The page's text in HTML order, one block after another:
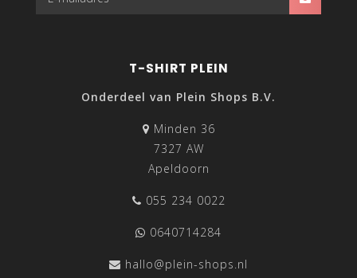
T-SHIRT PLEIN
Onderdeel van Plein Shops B.V.
Minden 36
7327 AW
Apeldoorn
055 234 0022
0640714284
hallo@plein-shops.nl